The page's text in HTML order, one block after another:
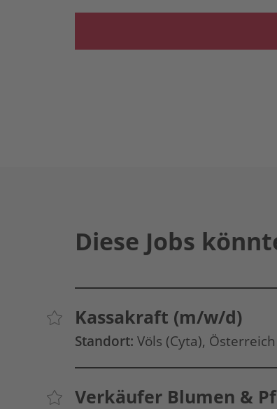
Diese Jobs
Kassakraft (m/w/d)
Standort: Völs (Cyta), Österreich
Verkäufer Blumen &